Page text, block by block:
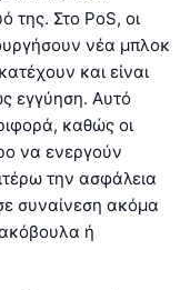
της. Στο PoS, οι
νέα μπλοκ
και είναι
εγγύηση. Αυτό
καθώς οι
να ενεργούν
την ασφάλεια
συναίνεση ακόμα
ή